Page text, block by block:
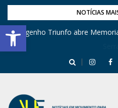
Barra de Ferramentas Aberta
NOTÍCIAS
Engenho Triunfo abre